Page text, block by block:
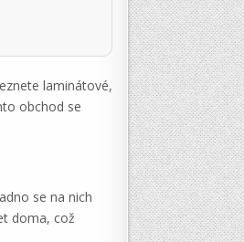
laminátové,
obchod se
se na nich
doma, což